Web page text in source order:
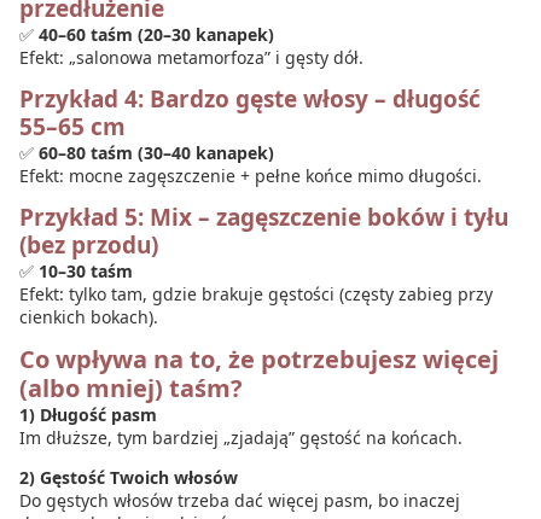
przedłużenie
✅ 40–60 taśm (20–30 kanapek)
Efekt: „salonowa metamorfoza” i gęsty dół.
Przykład 4: Bardzo gęste włosy – długość
55–65 cm
✅ 60–80 taśm (30–40 kanapek)
Efekt: mocne zagęszczenie + pełne końce mimo długości.
Przykład 5: Mix – zagęszczenie boków i tyłu
(bez przodu)
✅ 10–30 taśm
Efekt: tylko tam, gdzie brakuje gęstości (częsty zabieg przy
cienkich bokach).
Co wpływa na to, że potrzebujesz więcej
(albo mniej) taśm?
1) Długość pasm
Im dłuższe, tym bardziej „zjadają” gęstość na końcach.
2) Gęstość Twoich włosów
Do gęstych włosów trzeba dać więcej pasm, bo inaczej